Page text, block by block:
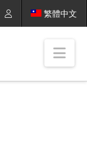
繁體中文